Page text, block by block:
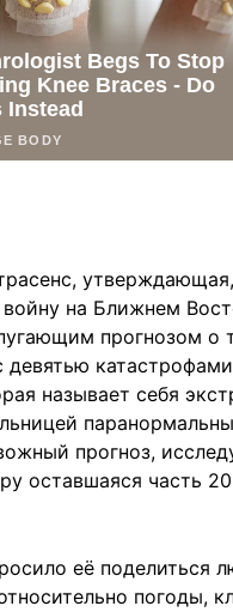
войну на Ближнем
прогнозом о
девятью
называет себя
прогноз,
оставшаяся часть
её поделиться
погоды,